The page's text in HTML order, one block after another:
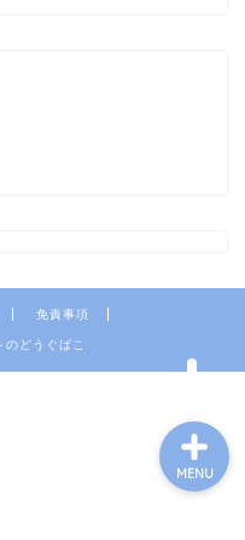
免責事項
どうぐばこ
MENU
ー素材 写真